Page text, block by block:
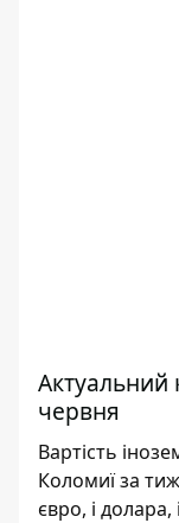
Актуальний
червня
Вартість
Коломиї за
євро, і долара,